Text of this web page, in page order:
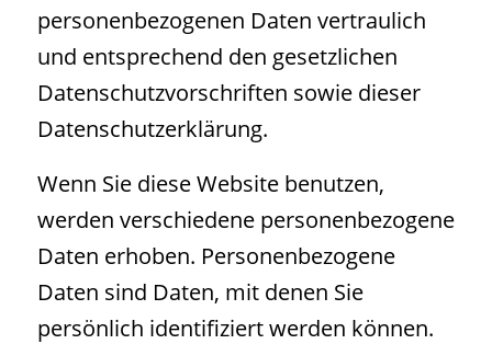
personenbezogenen Daten vertraulich
und entsprechend den gesetzlichen
Datenschutzvorschriften sowie dieser
Datenschutzerklärung.
Wenn Sie diese Website benutzen,
werden verschiedene personenbezogene
Daten erhoben. Personenbezogene
Daten sind Daten, mit denen Sie
persönlich identifiziert werden können.